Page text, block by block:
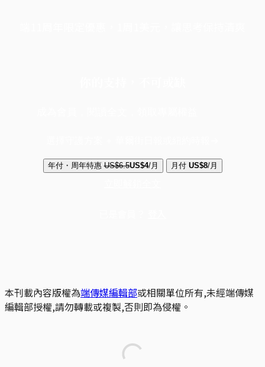
年付・周年特惠 US$6.5US$4/月 月付 US$8/月
本刊載內容版權為端傳媒編輯部或相關單位所有,未經端傳媒
編輯部授權,請勿轉載或複製,否則即為侵權。